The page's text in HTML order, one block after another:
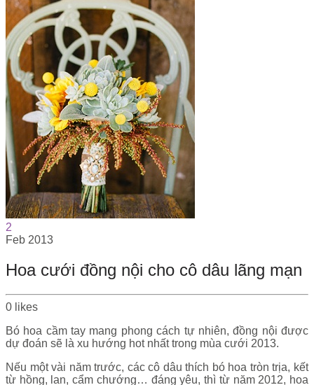
2
Feb 2013
Hoa cưới đồng nội cho cô dâu lãng mạn
0 likes
Bó hoa cầm tay mang phong cách tự nhiên, đồng nội được
dự đoán sẽ là xu hướng hot nhất trong mùa cưới 2013.
Nếu một vài năm trước, các cô dâu thích bó hoa tròn trịa, kết
từ hồng, lan, cẩm chướng… đáng yêu, thì từ năm 2012, hoa